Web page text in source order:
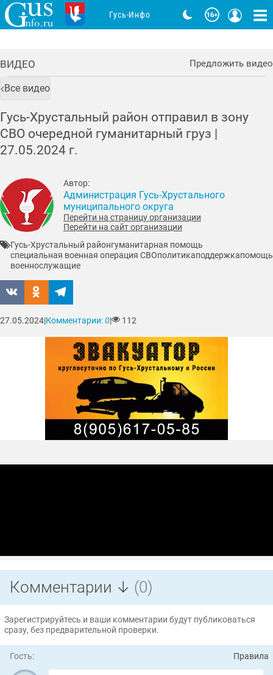
ВИДЕО Предложить видео
Все видео
Гусь-Хрустальный район отправил в зону
СВО очередной гуманитарный груз |
27.05.2024 г.
Автор:
Администрация Гусь-Хрустального
муниципального округа
Перейти на страницу организации
Перейти на сайт организации
Гусь-Хрустальный районгуманитарная помощь
специальная военная операция СВОполитикаподдержкапомощь
военнослужащие
27.05.2024|Комментарии:0| 112
Комментарии ↓ (0)
Зарегистрируйтесь и ваши комментарии будут публиковаться
сразу, без предварительной проверки.
Гость: Правила
Гусь-Инфо